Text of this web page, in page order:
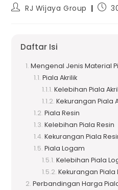
RJ Wijaya Group
Daftar Isi
Mengenal Jenis Material
Piala Akrilik
Kelebihan Piala
Kekurangan Piala
Piala Resin
Kelebihan Piala Resin
Kekurangan Piala
Piala Logam
Kelebihan Piala
Kekurangan Piala
Perbandingan Harga